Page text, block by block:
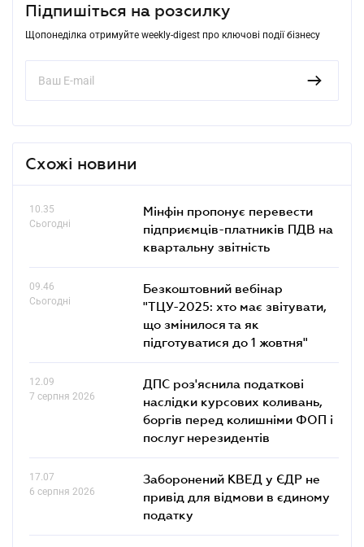
Підпишіться на розсилку
Щопонеділка отримуйте weekly-digest про ключові події бізнесу
Схожі новини
10.35
Сьогодні
Мінфін пропонує перевести
підприємців-платників ПДВ на
квартальну звітність
09.46
Сьогодні
Безкоштовний вебінар
"ТЦУ-2025: хто має звітувати,
що змінилося та як
підготуватися до 1 жовтня"
12.09
7 серпня 2026
ДПС роз'яснила податкові
наслідки курсових коливань,
боргів перед колишніми ФОП і
послуг нерезидентів
17.07
6 серпня 2026
Заборонений КВЕД у ЄДР не
привід для відмови в єдиному
податку